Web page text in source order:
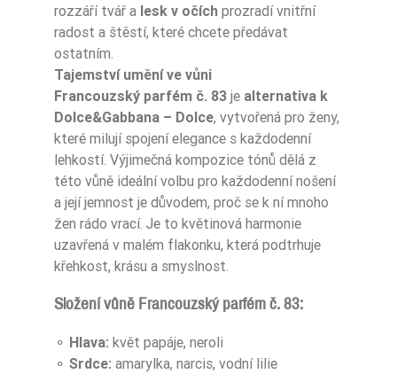
rozzáří tvář a lesk v očích prozradí vnitřní
radost a štěstí, které chcete předávat
ostatním.
Tajemství umění ve vůni
Francouzský parfém č. 83 je alternativa k
Dolce&Gabbana – Dolce, vytvořená pro ženy,
které milují spojení elegance s každodenní
lehkostí. Výjimečná kompozice tónů dělá z
této vůně ideální volbu pro každodenní nošení
a její jemnost je důvodem, proč se k ní mnoho
žen rádo vrací. Je to květinová harmonie
uzavřená v malém flakonku, která podtrhuje
křehkost, krásu a smyslnost.
Složení vůně Francouzský parfém č. 83:
⚬ Hlava: květ papáje, neroli
⚬ Srdce: amarylka, narcis, vodní lilie
Nuty Serca narcyz
Nuty Bazy
we
Nuty Bazy piżmo
Dla Kogo damskie
Zaperfumowanie 22%
Ean13 5906826202138